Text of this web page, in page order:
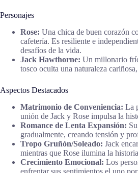
Personajes
Rose: Una chica de buen corazón
cafetería. Es resiliente e
desafíos de la vida.
Jack Hawthorne: Un millonario
tosco oculta una naturaleza
Aspectos Destacados
Matrimonio de Conveniencia: La
unión de Jack y Rose impulsa la
Romance de Lenta Expansión:
gradualmente, creando tensión y
Tropo Gruñón/Soleado: Jack
mientras que Rose ilumina la
Crecimiento Emocional: Los
enfrentar sus sentimientos el uno